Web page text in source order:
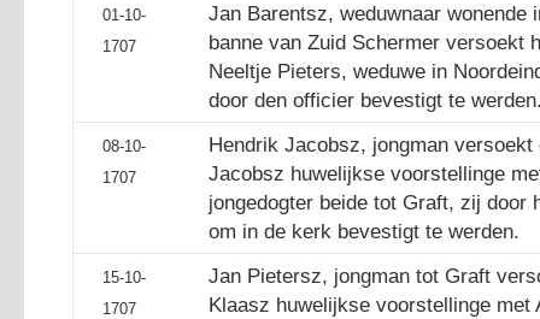
01-10-
1707
Jan Barentsz, weduwnaar wonende
banne van Zuid Schermer versoekt
Neeltje Pieters, weduwe in
door den officier bevestigt te
08-10-
1707
Hendrik Jacobsz, jongman
Jacobsz huwelijkse voorstellinge
jongedogter beide tot Graft, zij door
om in de kerk bevestigt te werden.
15-10-
1707
Jan Pietersz, jongman tot Graft
Klaasz huwelijkse voorstellinge met